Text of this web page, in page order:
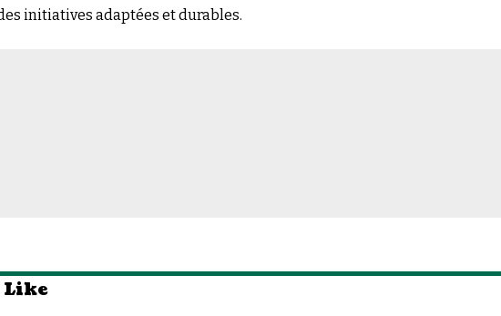
initiatives adaptées et durables.
Like